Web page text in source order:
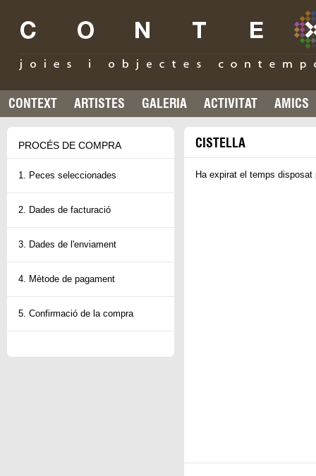
CONTEXT ARTISTES GALERIA ACTIVITAT AMICS
PROCÉS DE COMPRA
1. Peces seleccionades
2. Dades de facturació
3. Dades de l'enviament
4. Mètode de pagament
5. Confirmació de la compra
CISTELLA
Ha expirat el temps